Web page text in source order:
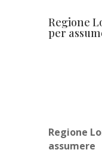
Regione
per
Regione
assumere